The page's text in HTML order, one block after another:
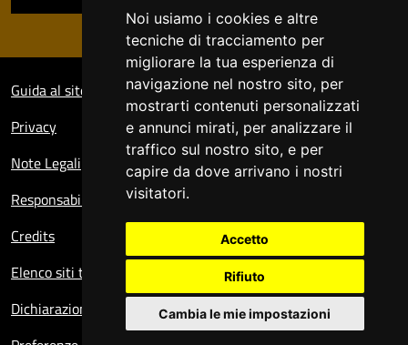
Noi usiamo i cookies e altre
tecniche di tracciamento per
migliorare la tua esperienza di
navigazione nel nostro sito, per
mostrarti contenuti personalizzati
e annunci mirati, per analizzare il
traffico sul nostro sito, e per
capire da dove arrivano i nostri
visitatori.
Accetto
Rifiuto
Cambia le mie impostazioni
Guida al sito
Privacy
Note Legali
Responsabile del sito
Credits
Elenco siti tematici
Dichiarazione di accessibilità